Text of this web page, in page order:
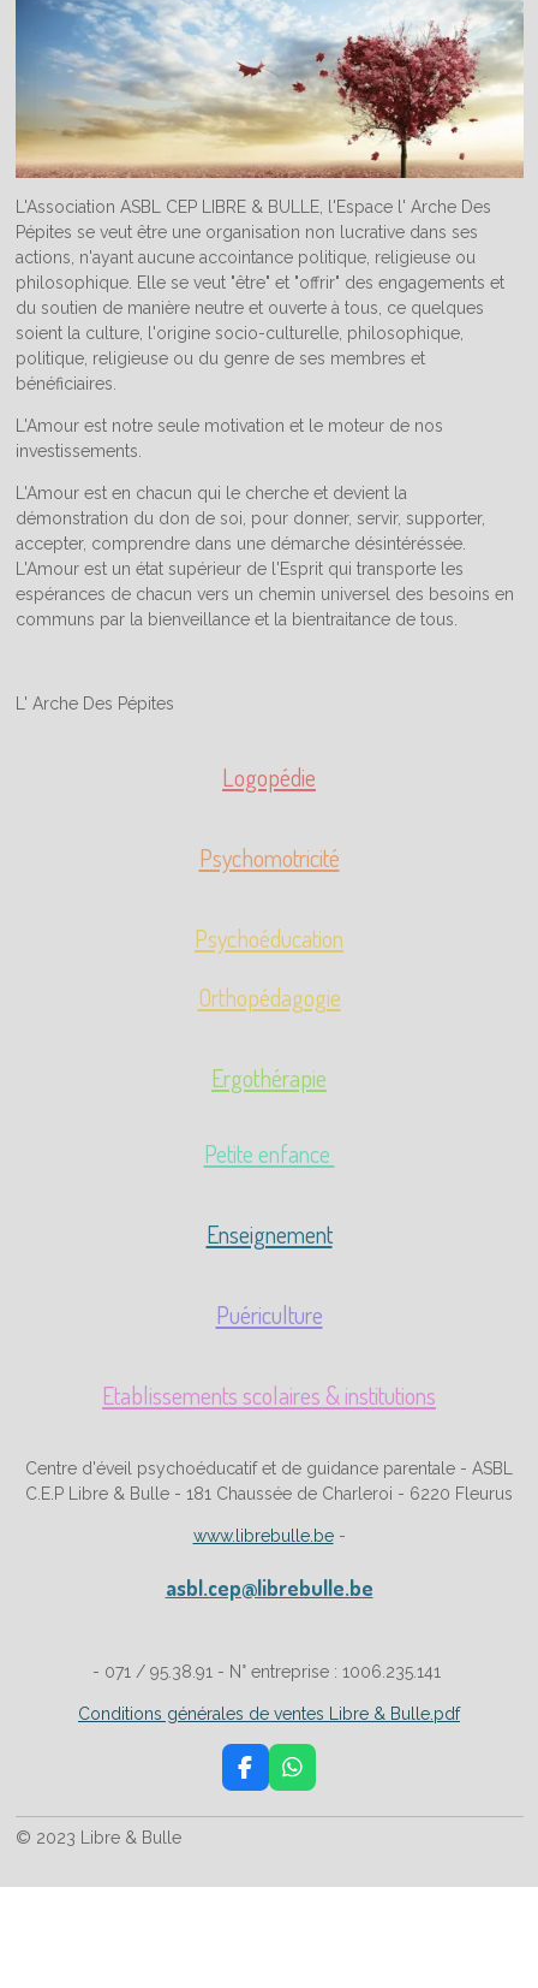
L'Association ASBL CEP LIBRE & BULLE, l'Espace l' Arche Des
Pépites se veut être une organisation non lucrative dans ses
actions, n'ayant aucune accointance politique, religieuse ou
philosophique. Elle se veut "être" et "offrir" des engagements et
du soutien de manière neutre et ouverte à tous, ce quelques
soient la culture, l'origine socio-culturelle, philosophique,
politique, religieuse ou du genre de ses membres et
bénéficiaires.
L'Amour est notre seule motivation et le moteur de nos
investissements.
L'Amour est en chacun qui le cherche et devient la
démonstration du don de soi, pour donner, servir, supporter,
accepter, comprendre dans une démarche désintéréssée.
L'Amour est un état supérieur de l'Esprit qui transporte les
espérances de chacun vers un chemin universel des besoins en
communs par la bienveillance et la bientraitance de tous.
L' Arche Des Pépites
Logopédie
Psychomotricité
Psychoéducation
Orthopédagogie
Ergothérapie
Petite enfance
Enseignement
Puériculture
Etablissements scolaires & institutions
Centre d'éveil psychoéducatif et de guidance parentale - ASBL
C.E.P Libre & Bulle - 181 Chaussée de Charleroi - 6220 Fleurus
www.librebulle.be-
asbl.cep@librebulle.be
- 071 / 95.38.91 - N° entreprise : 1006.235.141
Conditions générales de ventes Libre & Bulle.pdf
F
a
c
o
W
h
a
A
© 2023 Libre & Bulle